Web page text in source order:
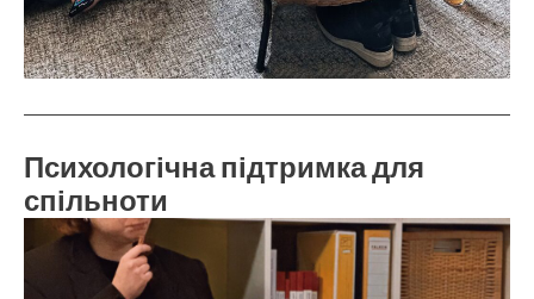
Психологічна підтримка для
спільноти